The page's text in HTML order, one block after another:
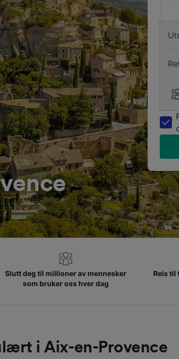
Slutt deg til millioner av mennesker
som bruker oss hver dag
Reis til
i Aix-en-Provence